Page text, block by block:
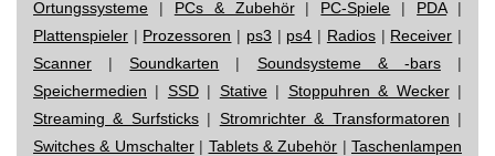
Ortungssysteme | PCs & Zubehör| PC-Spiele | PDA|
Plattenspieler | Prozessoren | ps3 | ps4 | Radios| Receiver |
Scanner |Soundkarten | Soundsysteme & -bars|
Speichermedien | SSD| Stative| Stoppuhren & Wecker|
Streaming & Surfsticks| Stromrichter & Transformatoren |
Switches & Umschalter| Tablets & Zubehör | Taschenlampen